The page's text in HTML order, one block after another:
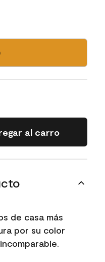
al carro
de casa más
por su color